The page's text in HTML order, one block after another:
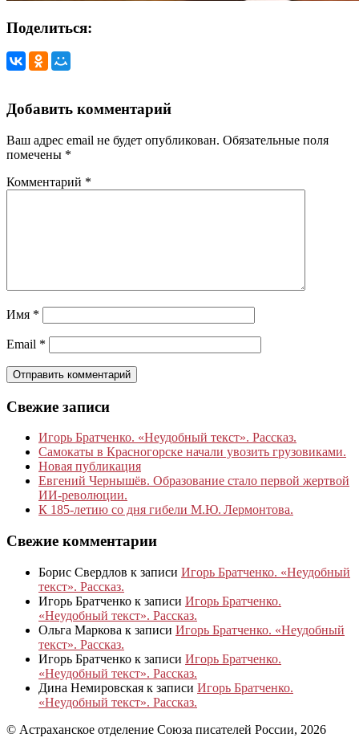
Поделиться:
Добавить комментарий
Ваш адрес email не будет опубликован. Обязательные поля
помечены *
Комментарий *
Имя *
Email *
Свежие записи
Игорь Братченко. «Неудобный текст». Рассказ.
Самокаты в Красногорске начали увозить грузовиками.
Новая публикация
Евгений Чернышёв. Образование стало первой жертвой
ИИ-революции.
К 185‑летию со дня гибели М.Ю. Лермонтова.
Свежие комментарии
Борис Свердлов к записи Игорь Братченко. «Неудобный
текст». Рассказ.
Игорь Братченко к записи Игорь Братченко.
«Неудобный текст». Рассказ.
Ольга Маркова к записи Игорь Братченко. «Неудобный
текст». Рассказ.
Игорь Братченко к записи Игорь Братченко.
«Неудобный текст». Рассказ.
Дина Немировская к записи Игорь Братченко.
«Неудобный текст». Рассказ.
© Астраханское отделение Союза писателей России, 2026